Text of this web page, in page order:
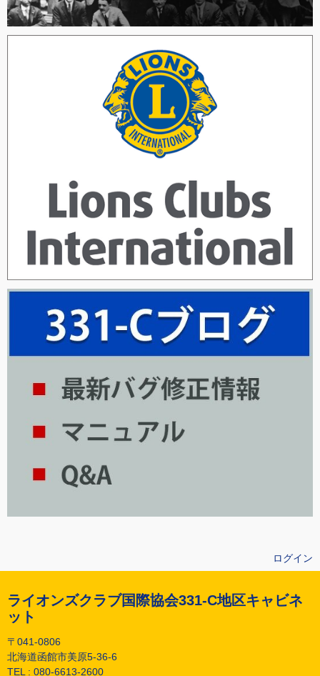
ログイン
ライオンズクラブ国際協会331-C地区キャビネ
ット
〒041-0806
北海道函館市美原5-36-6
TEL : 080-6613-2600